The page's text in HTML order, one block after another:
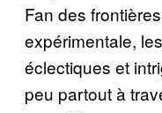
Fan des
expérimentale,
éclectiques et
peu partout à